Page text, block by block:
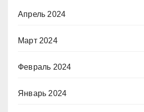
Апрель 2024
Март 2024
Февраль 2024
Январь 2024